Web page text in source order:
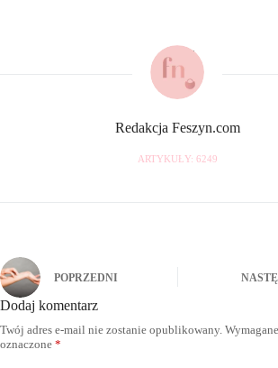
Redakcja Feszyn.com
ARTYKUŁY: 6249
POPRZEDNI
Dodaj komentarz
Twój adres e-mail nie zostanie opublikowany.
oznaczone *